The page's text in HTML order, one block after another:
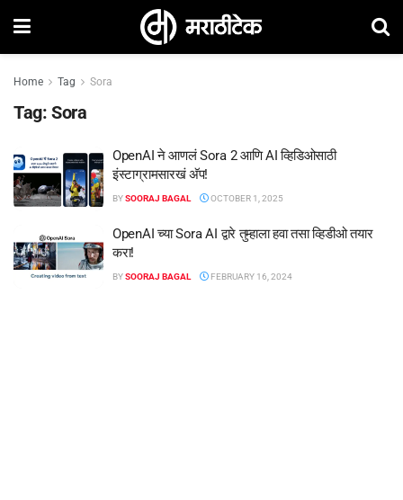
Home Tag Sora
Tag: Sora
OpenAI ने आणलं Sora 2 आणि AI व्हिडिओसाठी
इंस्टाग्रामसारखं अ‍ॅप!
BYSOORAJ BAGAL OCTOBER 1, 2025
OpenAI च्या Sora AI द्वारे तुम्हाला हवा तसा व्हिडीओ तयार
करा!
BYSOORAJ BAGAL FEBRUARY 16, 2024